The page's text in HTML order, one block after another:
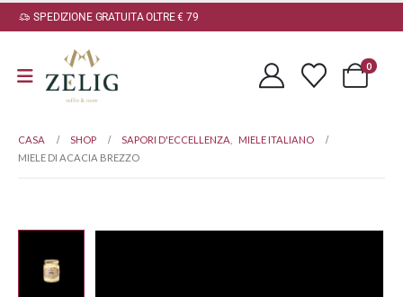
SPEDIZIONE GRATUITA OLTRE € 79
0
CASA SHOP SAPORI D'ECCELLENZA
MIELE ITALIANO
MIELE DI ACACIA BREZZO